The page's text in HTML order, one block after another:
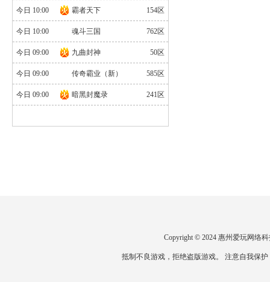
今日 10:00 霸者天下 154区
今日 10:00 魂斗三国 762区
今日 09:00 九曲封神 50区
今日 09:00 传奇霸业（新） 585区
今日 09:00 暗黑封魔录 241区
Copyright © 2024 惠州爱玩网络
抵制不良游戏，拒绝盗版游戏。 注意自我保